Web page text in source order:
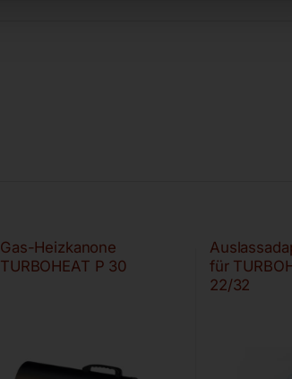
Gas-Heizkanone
TURBOHEAT P 30
für
22/32